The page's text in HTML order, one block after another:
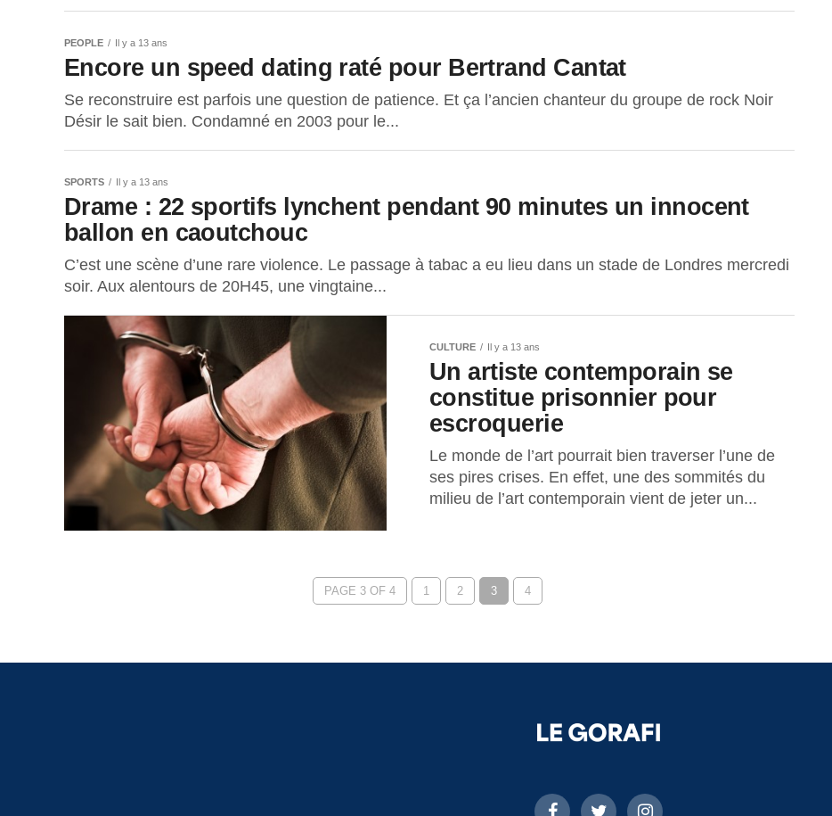
PEOPLE Il y a 13 ans
Encore un speed dating raté pour Bertrand Cantat
Se reconstruire est parfois une question de patience. Et ça l’ancien chanteur du groupe de rock Noir
Désir le sait bien. Condamné en 2003 pour le...
SPORTS Il y a 13 ans
Drame : 22 sportifs lynchent pendant 90 minutes un innocent
ballon en caoutchouc
C’est une scène d’une rare violence. Le passage à tabac a eu lieu dans un stade de Londres mercredi
soir. Aux alentours de 20H45, une vingtaine...
CULTURE Il y a 13 ans
Un artiste contemporain se
constitue prisonnier pour
escroquerie
Le monde de l’art pourrait bien traverser l’une de
ses pires crises. En effet, une des sommités du
milieu de l’art contemporain vient de jeter un...
PAGE 3 OF 4 1 2 3 4